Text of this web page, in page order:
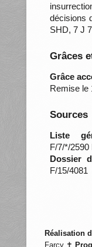
décisions
SHD, 7 J
Grâces
Grâce
Remise le
Sources
Liste
F/7/*/2590
Dossier
F/15/4081
Réalisation
Farcy ✝